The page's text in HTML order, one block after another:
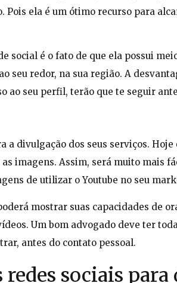
Pois ela é um ótimo recurso para
social é o fato de que ela possui
seu redor, na sua região. A
ao seu perfil, terão que te seguir
a divulgação dos seus serviços.
imagens. Assim, será muito mais
de utilizar o Youtube no seu
mostrar suas capacidades de
Um bom advogado deve ter
antes do contato pessoal.
redes sociais